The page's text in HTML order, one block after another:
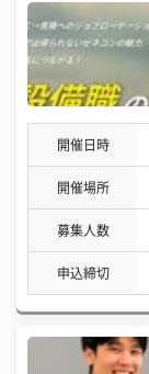
開催日時
開催場所
募集人数
申込締切